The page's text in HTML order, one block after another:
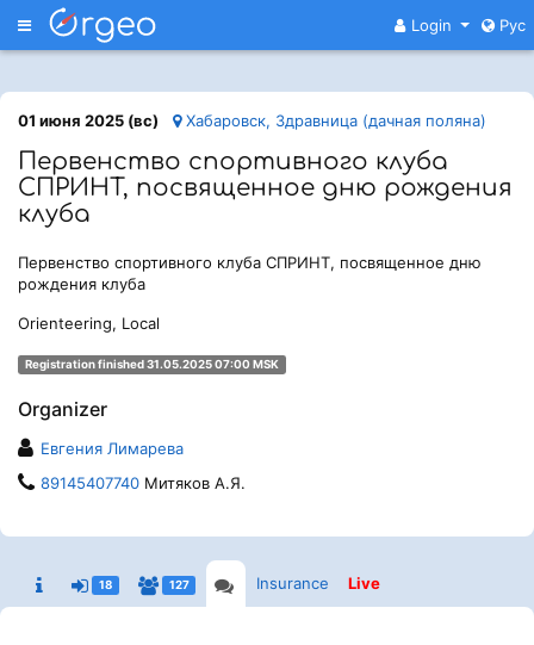
Меню Login Рус
01 июня 2025 (вс) Хабаровск, Здравница (дачная поляна)
Первенство спортивного клуба
СПРИНТ, посвященное дню рождения
клуба
Первенство спортивного клуба СПРИНТ, посвященное дню
рождения клуба
Orienteering, Local
Registration finished 31.05.2025 07:00 MSK
Organizer
Евгения Лимарева
89145407740 Митяков А.Я.
18 127 Insurance Live